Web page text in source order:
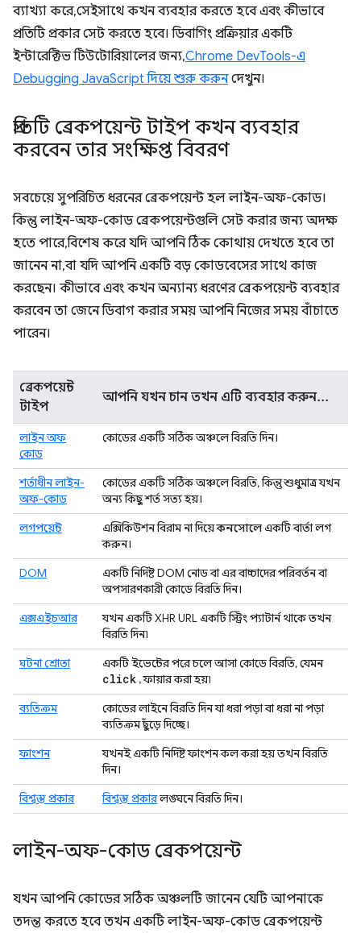
ব্যাখ্যা করে, সেইসাথে কখন ব্যবহার করতে হবে এবং কীভাবে
প্রতিটি প্রকার সেট করতে হবে। ডিবাগিং প্রক্রিয়ার একটি
ইন্টারেক্টিভ টিউটোরিয়ালের জন্য,Chrome DevTools-এ
Debugging JavaScript দিয়ে শুরু করুনদেখুন।
প্রতিটি ব্রেকপয়েন্ট টাইপ কখন ব্যবহার
করবেন তার সংক্ষিপ্ত বিবরণ
সবচেয়ে সুপরিচিত ধরনের ব্রেকপয়েন্ট হল লাইন-অফ-কোড।
কিন্তু লাইন-অফ-কোড ব্রেকপয়েন্টগুলি সেট করার জন্য অদক্ষ
হতে পারে, বিশেষ করে যদি আপনি ঠিক কোথায় দেখতে হবে তা
জানেন না, বা যদি আপনি একটি বড় কোডবেসের সাথে কাজ
করছেন। কীভাবে এবং কখন অন্যান্য ধরণের ব্রেকপয়েন্ট ব্যবহার
করবেন তা জেনে ডিবাগ করার সময় আপনি নিজের সময় বাঁচাতে
পারেন।
ব্রেকপয়েন্ট
টাইপ
আপনি যখন চান তখন এটি ব্যবহার করুন...
লাইন অফ
কোড
কোডের একটি সঠিক অঞ্চলে বিরতি দিন।
শর্তাধীন লাইন-
অফ-কোড
কোডের একটি সঠিক অঞ্চলে বিরতি, কিন্তু শুধুমাত্র যখন
অন্য কিছু শর্ত সত্য হয়।
লগপয়েন্ট
এক্সিকিউশন বিরাম না দিয়েকনসোলেএকটি বার্তা লগ
করুন।
DOM
একটি নির্দিষ্ট DOM নোড বা এর বাচ্চাদের পরিবর্তন বা
অপসারণকারী কোডে বিরতি দিন।
এক্সএইচআর
যখন একটি XHR URL একটি স্ট্রিং প্যাটার্ন থাকে তখন
বিরতি দিন৷
ঘটনা শ্রোতা
একটি ইভেন্টের পরে চলে আসা কোডে বিরতি, যেমন
click , ফায়ার করা হয়৷
ব্যতিক্রম
কোডের লাইনে বিরতি দিন যা ধরা পড়া বা ধরা না পড়া
ব্যতিক্রম ছুঁড়ে দিচ্ছে।
ফাংশন
যখনই একটি নির্দিষ্ট ফাংশন কল করা হয় তখন বিরতি
দিন।
বিশ্বস্ত প্রকার
বিশ্বস্ত প্রকারলঙ্ঘনে বিরতি দিন।
লাইন-অফ-কোড ব্রেকপয়েন্ট
যখন আপনি কোডের সঠিক অঞ্চলটি জানেন যেটি আপনাকে
তদন্ত করতে হবে তখন একটি লাইন-অফ-কোড ব্রেকপয়েন্ট